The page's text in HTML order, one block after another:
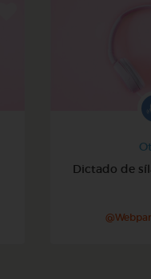
Dictado de